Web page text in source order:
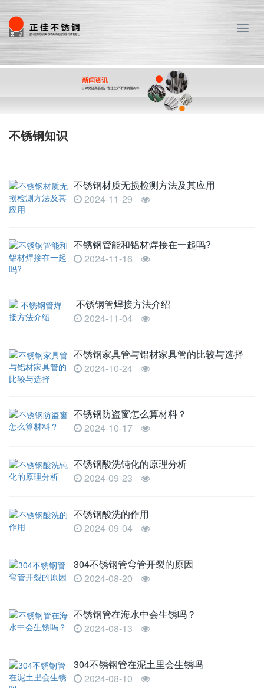
T
o
g
n
不锈钢知识
不锈钢材质无损检测方法及其应用
2024-11-29
不锈钢管能和铝材焊接在一起吗?
2024-11-16
不锈钢管焊接方法介绍
2024-11-04
不锈钢家具管与铝材家具管的比较与选择
2024-10-24
不锈钢防盗窗怎么算材料？
2024-10-17
不锈钢酸洗钝化的原理分析
2024-09-23
不锈钢酸洗的作用
2024-09-04
304不锈钢管弯管开裂的原因
2024-08-20
不锈钢管在海水中会生锈吗？
2024-08-13
304不锈钢管在泥土里会生锈吗
2024-08-10